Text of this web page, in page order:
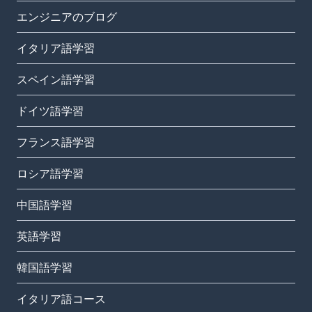
エンジニアのブログ
イタリア語学習
スペイン語学習
ドイツ語学習
フランス語学習
ロシア語学習
中国語学習
英語学習
韓国語学習
イタリア語コース